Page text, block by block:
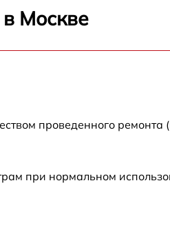
в Москве
проведенного
при нормальном